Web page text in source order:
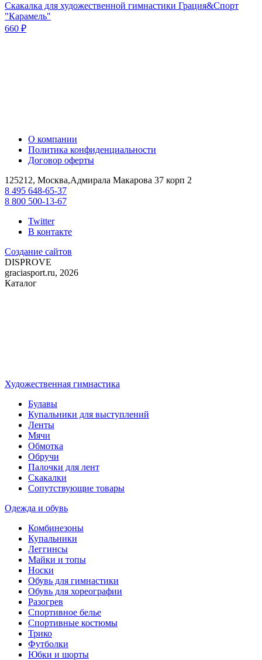
Скакалка для художественной гимнастики Грация&Спорт
"Карамель"
660 ₽
О компании
Политика конфиденциальности
Договор оферты
125212, Москва,Адмирала Макарова 37 корп 2
8 495 648-65-37
8 800 500-13-67
Twitter
В контакте
Создание сайтов
DISPROVE
graciasport.ru, 2026
Каталог
Художественная гимнастика
Булавы
Купальники для выступлений
Ленты
Мячи
Обмотка
Обручи
Палочки для лент
Скакалки
Сопутствующие товары
Одежда и обувь
Комбинезоны
Купальники
Леггинсы
Майки и топы
Носки
Обувь для гимнастики
Обувь для хореографии
Разогрев
Спортивное белье
Спортивные костюмы
Трико
Футболки
Юбки и шорты